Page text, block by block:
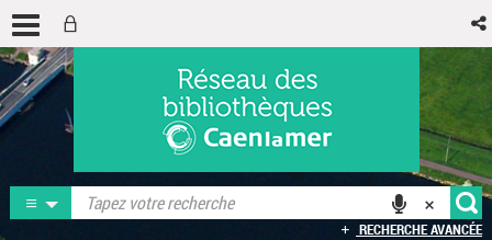
RECHERCHE AVANCÉE